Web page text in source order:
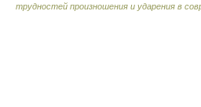
трудностей произношения и ударения в